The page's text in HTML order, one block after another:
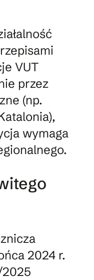
VUT
przez
(np.
wymaga
2024 r.
2025